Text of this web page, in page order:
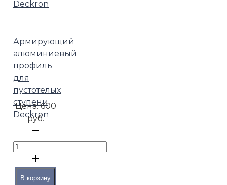
Армирующий
алюминиевый
профиль
для
пустотелых
ступени
Deckron
Цена:600
руб.
В корзину